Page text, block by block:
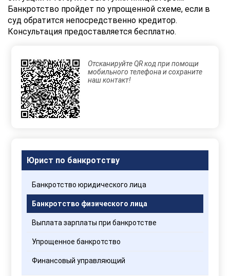
персональных
данных
Банкротство пройдет по упрощенной схеме, если в
суд обратится непосредственно кредитор.
Консультация предоставляется бесплатно.
Отсканируйте QR код при помощи
мобильного телефона и сохраните
наш контакт!
Юрист по банкротству
Банкротство юридического лица
Банкротство физического лица
Выплата зарплаты при банкротстве
Упрощенное банкротство
Финансовый управляющий